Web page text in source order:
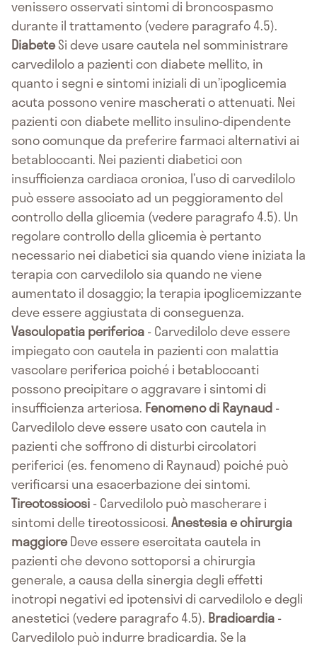
venissero osservati sintomi di broncospasmo
durante il trattamento (vedere paragrafo 4.5).
DiabeteSi deve usare cautela nel somministrare
carvedilolo a pazienti con diabete mellito, in
quanto i segni e sintomi iniziali di un’ipoglicemia
acuta possono venire mascherati o attenuati. Nei
pazienti con diabete mellito insulino-dipendente
sono comunque da preferire farmaci alternativi ai
betabloccanti. Nei pazienti diabetici con
insufficienza cardiaca cronica, l’uso di carvedilolo
può essere associato ad un peggioramento del
controllo della glicemia (vedere paragrafo 4.5). Un
regolare controllo della glicemia è pertanto
necessario nei diabetici sia quando viene iniziata la
terapia con carvedilolo sia quando ne viene
aumentato il dosaggio; la terapia ipoglicemizzante
deve essere aggiustata di conseguenza.
Vasculopatia periferica- Carvedilolo deve essere
impiegato con cautela in pazienti con malattia
vascolare periferica poiché i betabloccanti
possono precipitare o aggravare i sintomi di
insufficienza arteriosa. Fenomeno di Raynaud-
Carvedilolo deve essere usato con cautela in
pazienti che soffrono di disturbi circolatori
periferici (es. fenomeno di Raynaud) poiché può
verificarsi una esacerbazione dei sintomi.
Tireotossicosi- Carvedilolo può mascherare i
sintomi delle tireotossicosi.Anestesia e chirurgia
maggioreDeve essere esercitata cautela in
pazienti che devono sottoporsi a chirurgia
generale, a causa della sinergia degli effetti
inotropi negativi ed ipotensivi di carvedilolo e degli
anestetici (vedere paragrafo 4.5). Bradicardia-
Carvedilolo può indurre bradicardia. Se la